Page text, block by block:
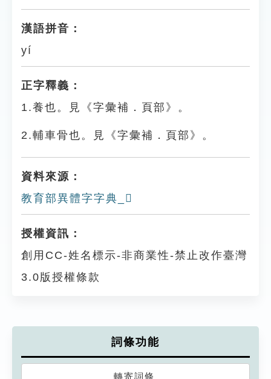
漢語拼音：
yí
正字釋義：
1.養也。見《字彙補．頁部》。
2.輔車骨也。見《字彙補．頁部》。
資料來源：
教育部異體字字典_𩔦
授權資訊：
創用CC-姓名標示-非商業性-禁止改作臺灣
3.0版授權條款
詞條功能
轉寄詞條